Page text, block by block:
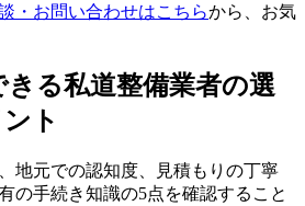
・お問い合わせはこちらから、お気
る私道整備業者の選
ト
地元での認知度、見積もりの丁寧
の手続き知識の5点を確認すること